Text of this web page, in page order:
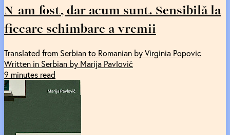
N-am fost, dar acum sunt. Sensibilă la
fiecare schimbare a vremii
Translated from Serbian to Romanian by Virginia Popovic
Written in Serbian by Marija Pavlović
9 minutes read